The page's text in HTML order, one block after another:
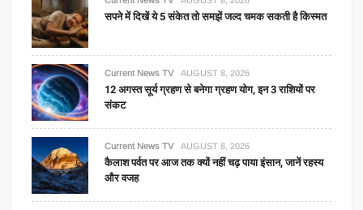
सपने में दिखें ये 5 संकेत तो समझें जल्द चमक सकती है किस्मत
Current News TV AUGUST 8, 2026
12 अगस्त सूर्य ग्रहण से बनेगा ग्रहण योग, इन 3 राशियों पर
संकट
Current News TV AUGUST 8, 2026
कैलाश पर्वत पर आज तक क्यों नहीं चढ़ पाया इंसान, जानें रहस्य
और वजह